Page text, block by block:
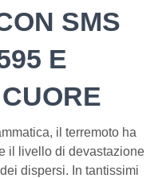
SMS
E
il terremoto ha
il livello di devastazione
dispersi. In tantissimi